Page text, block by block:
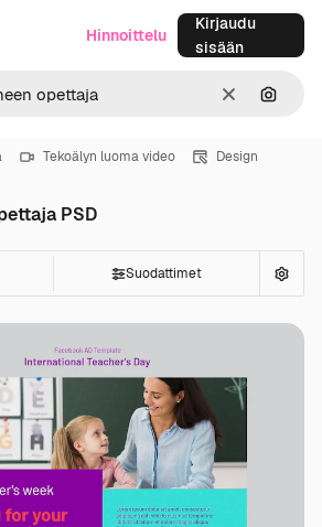
SelkeäHae
Hinnoittelu
Kirjaudu
sisään
Tekoälyn luoma video Design
PSD
Suodattimet